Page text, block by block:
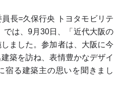
長=久保行央 トヨタモビリテ
では、9月30日、「近代大阪の
ました。参加者は、大阪に今
築を訪ね、表情豊かなデザイ
宿る建築主の思いを聞きまし